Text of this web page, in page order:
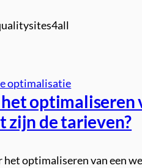
optimalisatie
optimaliseren
zijn de tarieven?
optimaliseren van een